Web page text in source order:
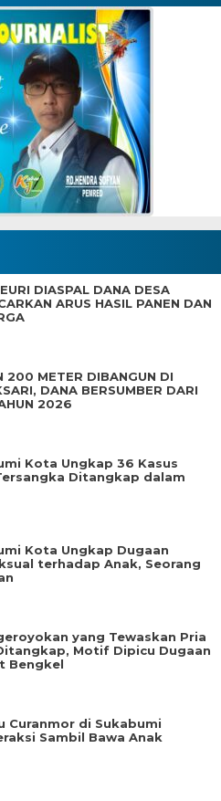
DIASPAL DANA DESA
ARUS HASIL PANEN DAN
200 METER DIBANGUN DI
DANA BERSUMBER DARI
2026
Kota Ungkap 36 Kasus
Ditangkap dalam
Kota Ungkap Dugaan
terhadap Anak, Seorang
yang Tewaskan Pria
Motif Dipicu Dugaan
Bengkel
Curanmor di Sukabumi
Sambil Bawa Anak